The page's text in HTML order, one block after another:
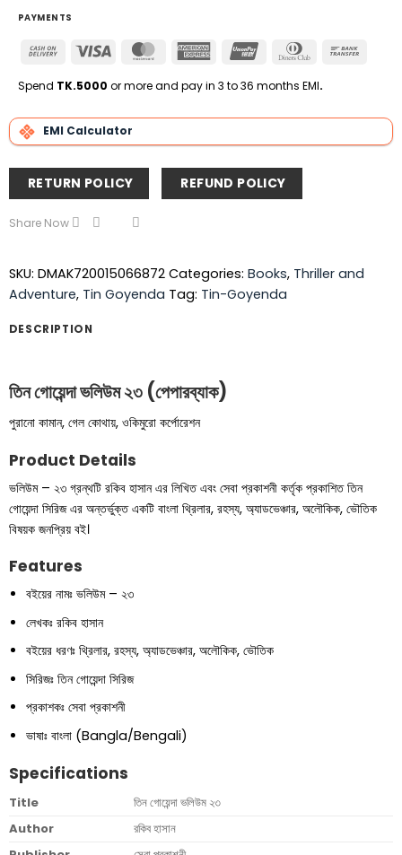
PAYMENTS
Cash
Delivery
Visa MasterCardAmerican
UnionPay
Dinners
Spend TK.5000 or more and pay in 3 to 36 months EMI.
EMI Calculator
RETURN POLICY REFUND POLICY
Share Now
SKU: DMAK720015066872 Categories: Books, Thriller and
Adventure, Tin Goyenda Tag: Tin-Goyenda
DESCRIPTION
তিন গোয়েন্দা ভলিউম ২৩ (পেপারব্যাক)
পুরানো কামান, গেল কোথায়, ওকিমুরো কর্পোরেশন
Product Details
ভলিউম – ২৩ গ্রন্থটি রকিব হাসান এর লিখিত এবং সেবা প্রকাশনী কর্তৃক প্রকাশিত তিন
গোয়েন্দা সিরিজ এর অন্তর্ভুক্ত একটি বাংলা থ্রিলার, রহস্য, অ্যাডভেঞ্চার, অলৌকিক, ভৌতিক
বিষয়ক জনপ্রিয় বই।
Features
বইয়ের নামঃ ভলিউম – ২৩
লেখকঃ রকিব হাসান
বইয়ের ধরণঃ থ্রিলার, রহস্য, অ্যাডভেঞ্চার, অলৌকিক, ভৌতিক
সিরিজঃ তিন গোয়েন্দা সিরিজ
প্রকাশকঃ সেবা প্রকাশনী
ভাষাঃ বাংলা (Bangla/Bengali)
Specifications
Title
তিন গোয়েন্দা ভলিউম ২৩
Author
রকিব হাসান